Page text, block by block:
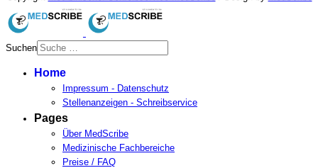
Suchen
results.
Home
Impressum - Datenschutz
Stellenanzeigen - Schreibservice
Pages
Über MedScribe
Medizinische Fachbereiche
Preise / FAQ